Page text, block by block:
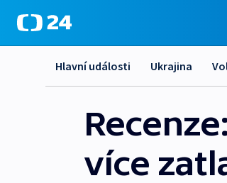
Hlavní události Ukrajina
více